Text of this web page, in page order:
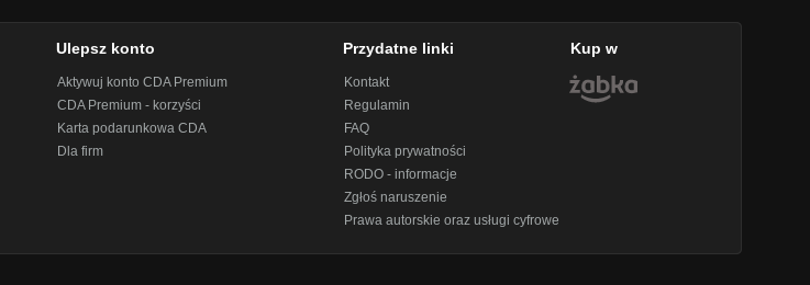
Ulepsz konto
Aktywuj konto CDA Premium
CDA Premium - korzyści
Karta podarunkowa CDA
Dla firm
Przydatne linki
Kontakt
Regulamin
FAQ
Polityka prywatności
RODO - informacje
Zgłoś naruszenie
Prawa autorskie oraz usługi cyfrowe
Kup w